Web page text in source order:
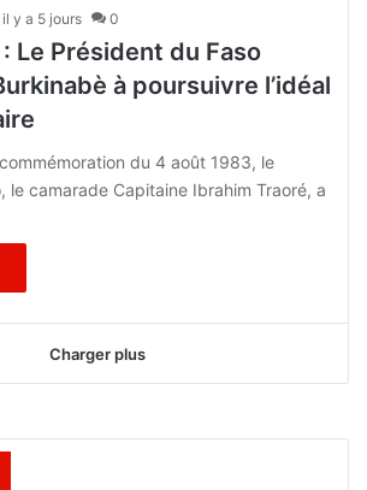
il y a 5 jours 0
Le Président du Faso
à poursuivre l’idéal
du 4 août 1983, le
le camarade Capitaine Ibrahim Traoré, a
Charger plus